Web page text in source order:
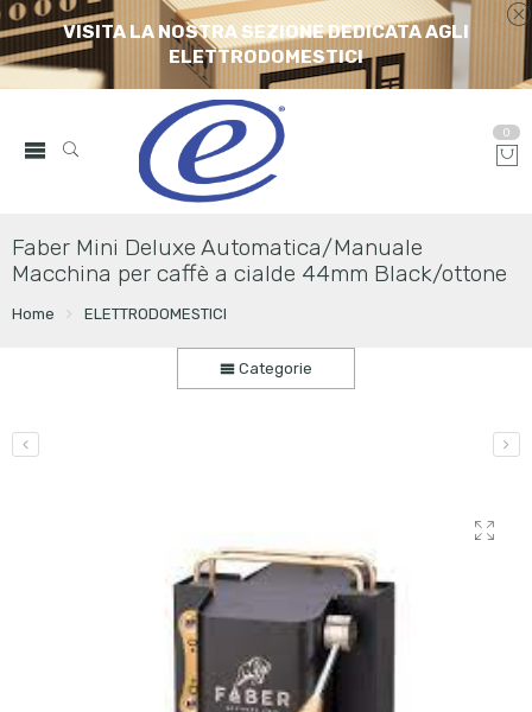
VISITA LA NOSTRA SEZIONE DEDICATA AGLI
ELETTRODOMESTICI
0
Faber Mini Deluxe Automatica/Manuale
Macchina per caffè a cialde 44mm Black/ottone
Home ELETTRODOMESTICI
Categorie